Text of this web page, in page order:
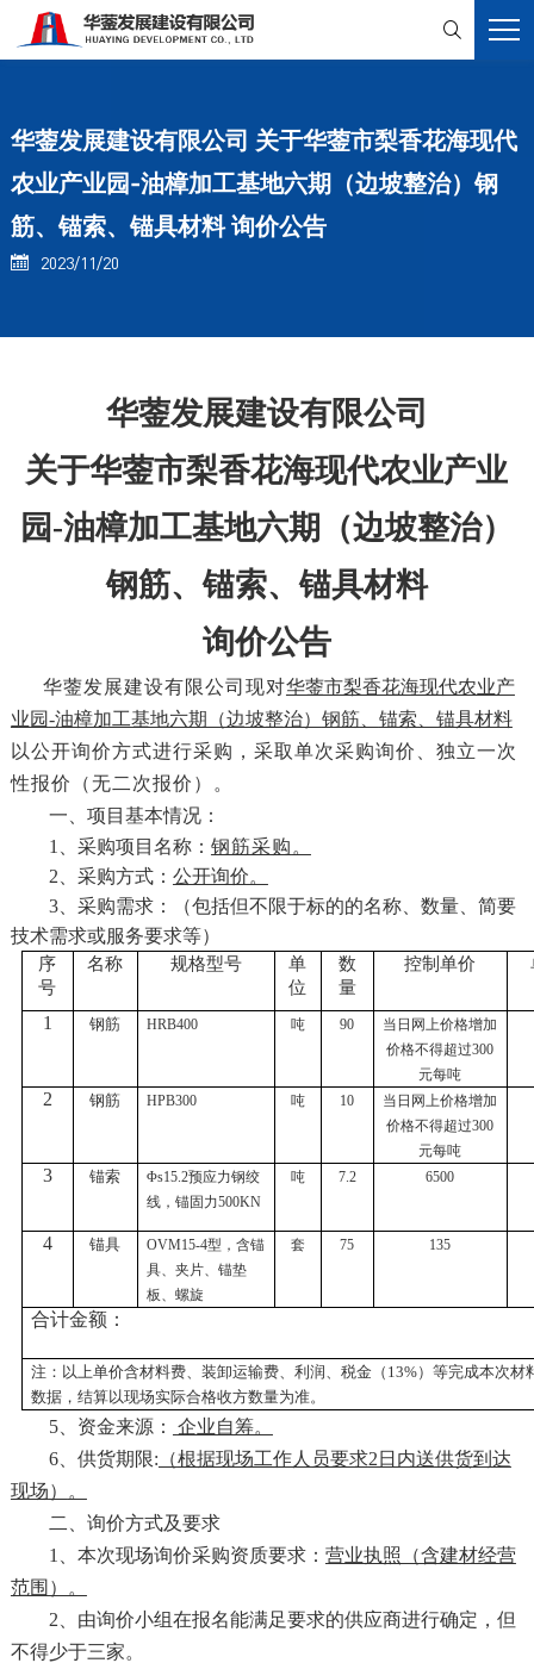

华蓥发展建设有限公司 关于华蓥市梨香花海现代
农业产业园-油樟加工基地六期（边坡整治）钢
筋、锚索、锚具材料 询价公告
 2023/11/20
华蓥发展建设有限公司
关于华蓥市梨香花海现代农业产业
园-油樟加工基地六期（边坡整治）
钢筋、锚索、锚具材料
询价公告
华蓥发展建设有限公司 现对华蓥市梨香花海现代农业产
业园-油樟加工基地六期（边坡整治） 钢筋、 锚索、锚具材料
以公开询价方式进行采购，采取单次采购询价、独立一次
性报价（无二次报价）。
一、项目基本情况：
1、采购项目名称： 钢筋采购 。
2、采购方式： 公开询价。
3、采购需求：（包括但不限于标的的名称、数量、简要
技术需求或服务要求等）
序
号
名称 规格型号
单
位
数
量
控制单价
1 钢筋 HRB400 吨 90
当日网上价格增加
价格不得超过300
元每吨
2 钢筋 HPB300 吨 10
当日网上价格增加
价格不得超过300
元每吨
3 锚索
Φs15.2预应力钢绞
线，锚固力500KN
吨 7.2 6500
4 锚具
OVM15-4型，含锚
具、夹片、锚垫
板、螺旋
套 75 135
合计金额：
注：以上单价含材料费、装卸运输费、利润、税金（ 13%）等完成本次材
数据，结算以现场实际合格收方数量为准。
5、资金来源：
企业自筹。
6、供货期限: （根据现场工作人员要求2日内送供货到达
现场）
。
二、询价方式及要求
1、本次现场询价采购资质要求： 营业执照（含建材经营
范围）。
2、由询价小组在报名能满足要求的供应商进行确定，但
不得少于三家。